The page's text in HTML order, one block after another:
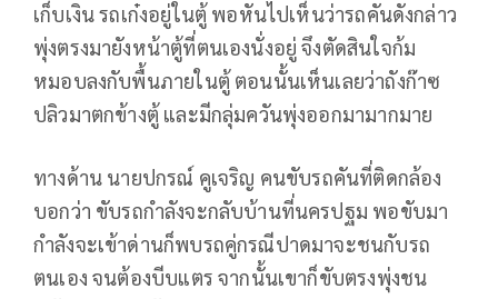
เก็บเงิน รถเก๋งอยู่ในตู้ พอหันไปเห็นว่ารถคันดังกล่าว
พุ่งตรงมายังหน้าตู้ที่ตนเองนั่งอยู่ จึงตัดสินใจก้ม
หมอบลงกับพื้นภายในตู้ ตอนนั้นเห็นเลยว่าถังก๊าซ
ปลิวมาตกข้างตู้ และมีกลุ่มควันพุ่งออกมามากมาย
ทางด้าน นายปกรณ์ คูเจริญ คนขับรถคันที่ติดกล้อง
บอกว่า ขับรถกำลังจะกลับบ้านที่นครปฐม พอขับมา
กำลังจะเข้าด่านก็พบรถคู่กรณีปาดมาจะชนกับรถ
ตนเอง จนต้องบีบแตร จากนั้นเขาก็ขับตรงพุ่งชน